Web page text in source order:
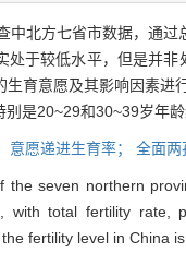
中北方七省市数据，通
处于较低水平，但是并
育意愿及其影响因素
是20~29和30~39岁年
意愿递进生育率； 全面两
the seven northern
with total fertility
fertility level in China